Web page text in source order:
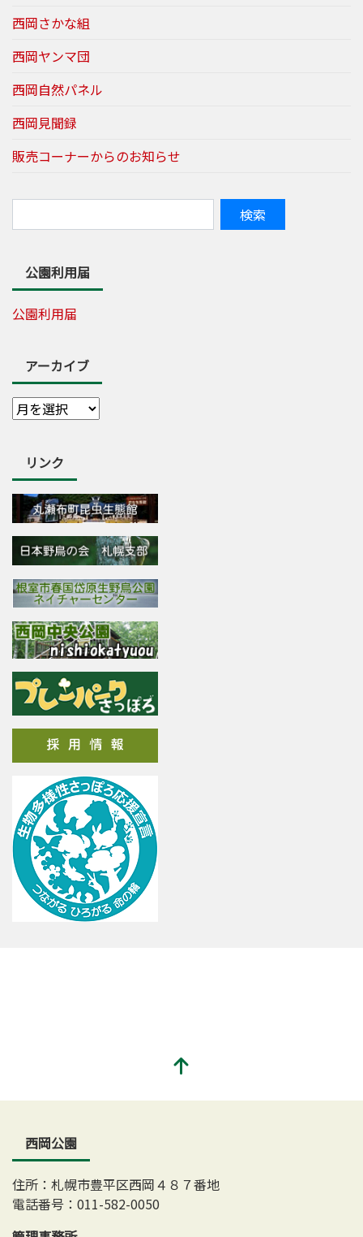
西岡さかな組
西岡ヤンマ団
西岡自然パネル
西岡見聞録
販売コーナーからのお知らせ
公園利用届
公園利用届
アーカイブ
リンク
西岡公園
住所：札幌市豊平区西岡４８７番地
電話番号：011-582-0050